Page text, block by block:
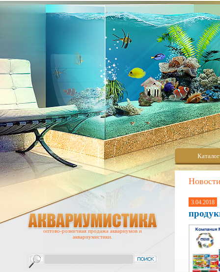
Каталог
3.04.2018
оптово-розничная продажа аквариумов и
аквариумистики.